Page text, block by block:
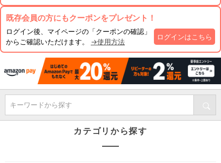
既存会員の方にもクーポンをプレゼント！
ログイン後、マイページの「クーポンの確認」
からご確認いただけます。 →使用方法
ログインはこちら
キーワードから探す
カテゴリから探す